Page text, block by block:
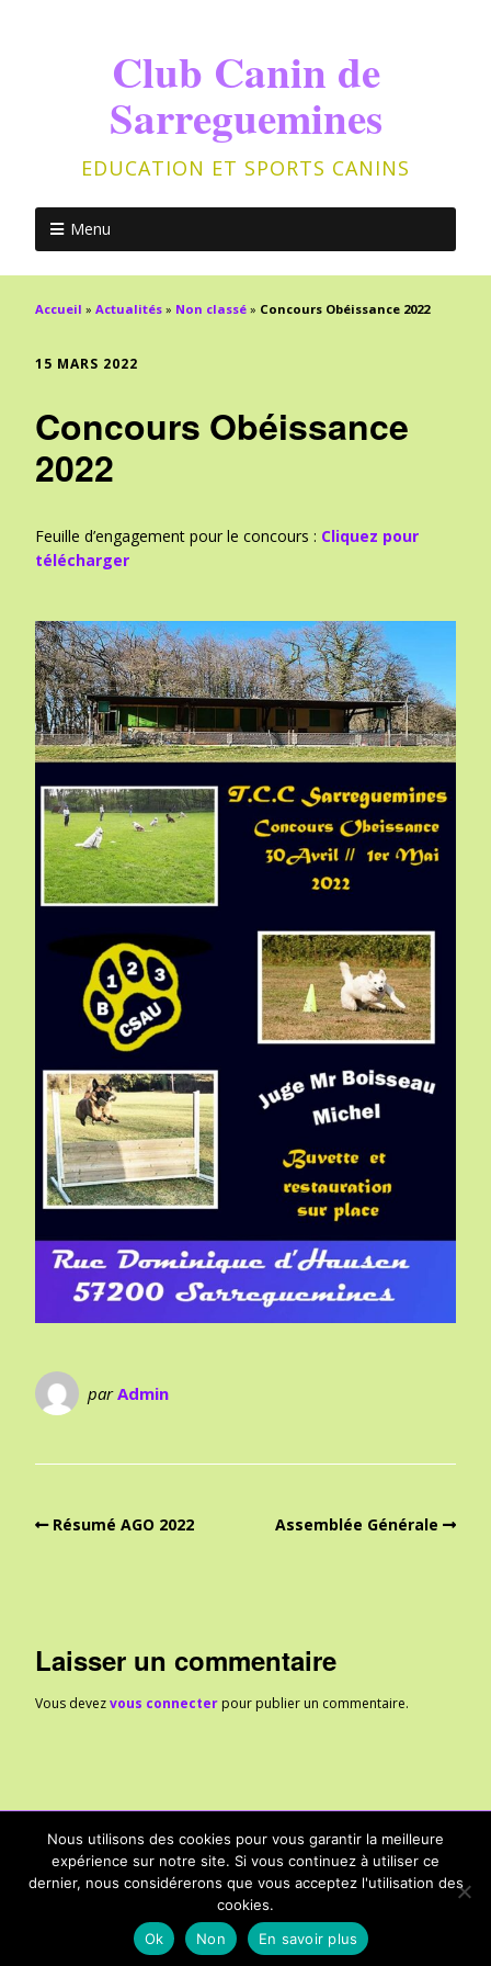
Club Canin de
Sarreguemines
EDUCATION ET SPORTS CANINS
Menu
Accueil » Actualités » Non classé » Concours Obéissance 2022
15 MARS 2022
Concours Obéissance
2022
Feuille d’engagement pour le concours : Cliquez pour
télécharger
parAdmin
Résumé AGO 2022 Assemblée Générale
Laisser un commentaire
Vous devezvous connecter pour publier un commentaire.
ccsarreguemines@gmail.com - Rue Dominique d'Hausen 57200
Sarreguemines - Site géré par Caroline F.
. Your friendly WordPress page builder theme.
Nous utilisons des cookies pour vous garantir la meilleure
expérience sur notre site. Si vous continuez à utiliser ce
dernier, nous considérerons que vous acceptez l'utilisation des
cookies.
Ok
Non En savoir plus